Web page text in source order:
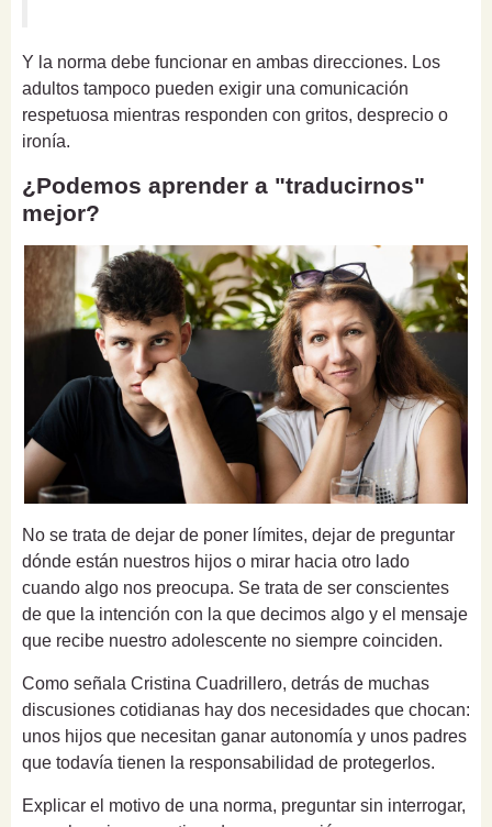
Y la norma debe funcionar en ambas direcciones. Los
adultos tampoco pueden exigir una comunicación
respetuosa mientras responden con gritos, desprecio o
ironía.
¿Podemos aprender a "traducirnos"
mejor?
No se trata de dejar de poner límites, dejar de preguntar
dónde están nuestros hijos o mirar hacia otro lado
cuando algo nos preocupa. Se trata de ser conscientes
de que la intención con la que decimos algo y el mensaje
que recibe nuestro adolescente no siempre coinciden.
Como señala Cristina Cuadrillero, detrás de muchas
discusiones cotidianas hay dos necesidades que chocan:
unos hijos que necesitan ganar autonomía y unos padres
que todavía tienen la responsabilidad de protegerlos.
Explicar el motivo de una norma, preguntar sin interrogar,